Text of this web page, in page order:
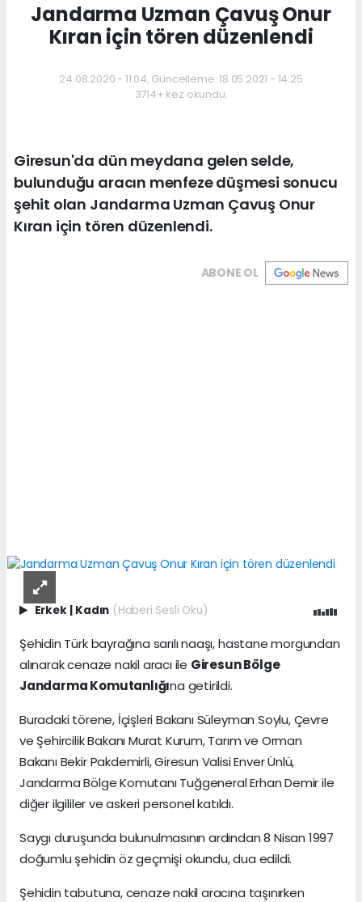
Jandarma Uzman Çavuş Onur
Kıran için tören düzenlendi
24.08.2020 - 11:04, Güncelleme: 18.05.2021 - 14:25
3714+ kez okundu.
Giresun'da dün meydana gelen selde,
bulunduğu aracın menfeze düşmesi sonucu
şehit olan Jandarma Uzman Çavuş Onur
Kıran için tören düzenlendi.
ABONE OL
Erkek | Kadın (Haberi Sesli Oku)
Şehidin Türk bayrağına sarılı naaşı, hastane morgundan
alınarak cenaze nakil aracı ile Giresun Bölge
Jandarma Komutanlığına getirildi.
Buradaki törene, İçişleri Bakanı Süleyman Soylu, Çevre
ve Şehircilik Bakanı Murat Kurum, Tarım ve Orman
Bakanı Bekir Pakdemirli, Giresun Valisi Enver Ünlü,
Jandarma Bölge Komutanı Tuğgeneral Erhan Demir ile
diğer ilgililer ve askeri personel katıldı.
Saygı duruşunda bulunulmasının ardından 8 Nisan 1997
doğumlu şehidin öz geçmişi okundu, dua edildi.
Şehidin tabutuna, cenaze nakil aracına taşınırken